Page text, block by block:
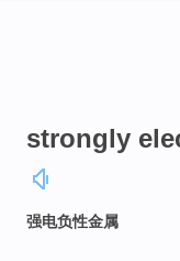
strongly
强电负性金属